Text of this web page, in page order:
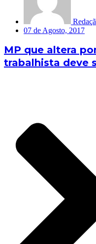
07 de Agosto, 2017
MP que altera
trabalhista deve